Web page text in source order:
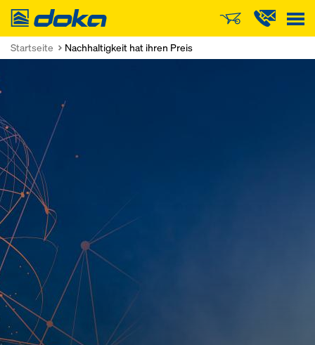
Doka
Startseite Nachhaltigkeit hat ihren Preis